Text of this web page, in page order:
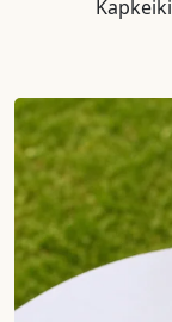
Kapkeiki